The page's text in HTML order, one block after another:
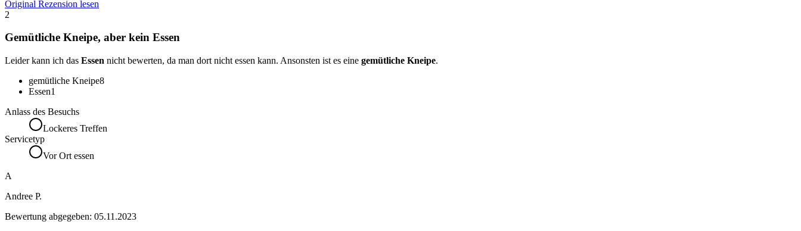
Original Rezension lesen
2
Gemütliche Kneipe, aber kein Essen
Leider kann ich das Essen nicht bewerten, da man dort nicht essen kann. Ansonsten ist es eine gemütliche Kneipe.
gemütliche Kneipe8
Essen1
Anlass des Besuchs
Lockeres Treffen
Servicetyp
Vor Ort essen
A
Andree P.
Bewertung abgegeben: 05.11.2023